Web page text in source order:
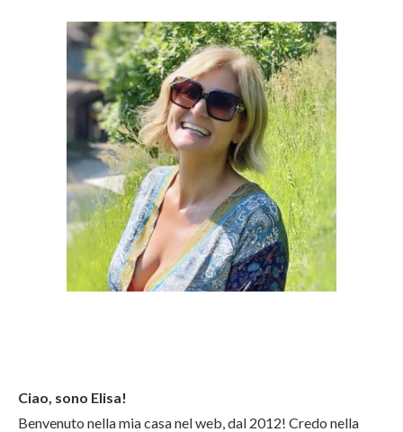
Ciao, sono Elisa!
Benvenuto nella mia casa nel web, dal 2012! Credo nella